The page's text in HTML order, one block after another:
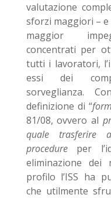
valutazione
sforzi maggiori –
maggior
concentrati per
tutti i lavoratori,
essi dei
sorveglianza.
definizione di “
81/08, ovvero al
quale trasferire
procedure per
eliminazione dei
profilo l’ISS ha
che utilmente